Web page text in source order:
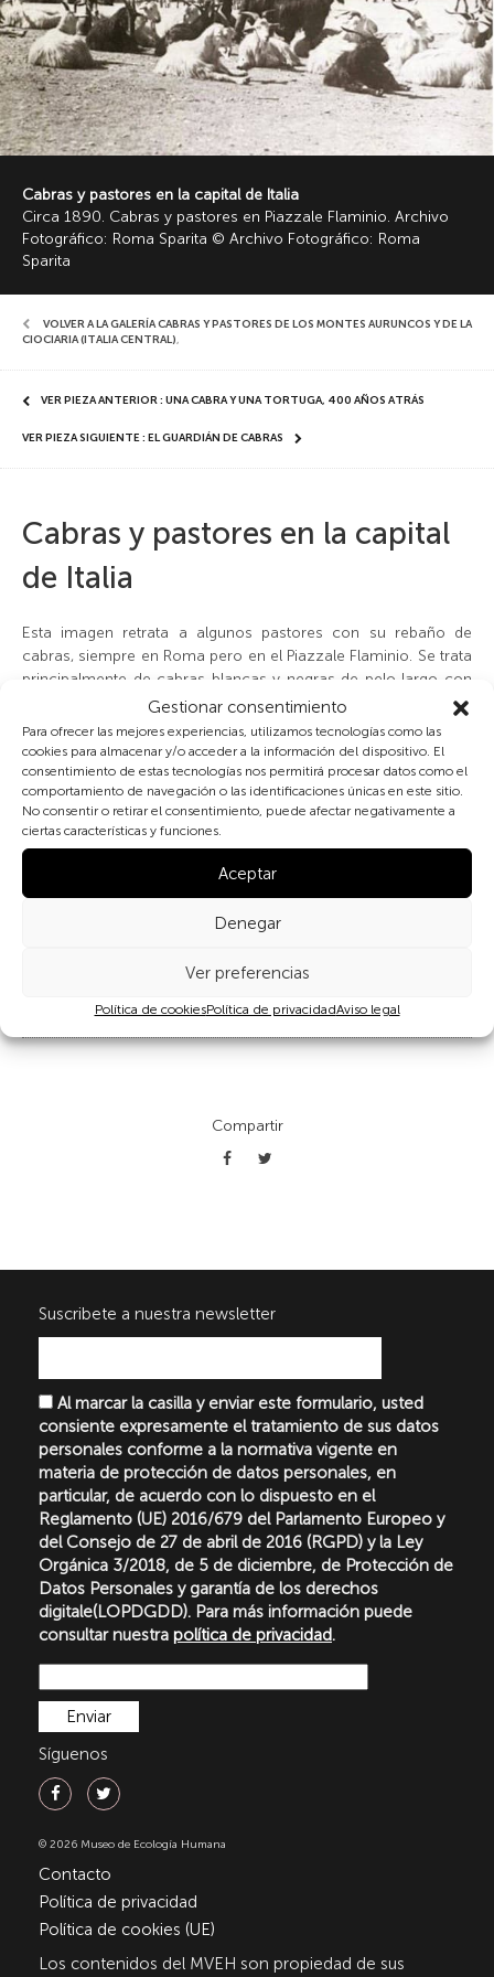
Gestionar consentimiento
Para ofrecer las mejores experiencias, utilizamos tecnologías como las
cookies para almacenar y/o acceder a la información del dispositivo. El
consentimiento de estas tecnologías nos permitirá procesar datos como el
comportamiento de navegación o las identificaciones únicas en este sitio.
No consentir o retirar el consentimiento, puede afectar negativamente a
ciertas características y funciones.
Aceptar
Denegar
Ver preferencias
Política de cookiesPolítica de privacidadAviso legal
Cabras y pastores en la capital de Italia
Circa 1890. Cabras y pastores en Piazzale Flaminio. Archivo
Fotográfico: Roma Sparita © Archivo Fotográfico: Roma
Sparita
VOLVER A LA GALERÍA CABRAS Y PASTORES DE LOS MONTES AURUNCOS Y DE LA
CIOCIARIA (ITALIA CENTRAL),
VER PIEZA ANTERIOR : UNA CABRA Y UNA TORTUGA, 400 AÑOS ATRÁS
VER PIEZA SIGUIENTE : EL GUARDIÁN DE CABRAS
Cabras y pastores en la capital
de Italia
Esta imagen retrata a algunos pastores con su rebaño de
cabras, siempre en Roma pero en el Piazzale Flaminio. Se trata
principalmente de cabras blancas y negras de pelo largo con
cuernos divergentes de sección aplanada. Una cabra negra
situada en el centro de la imagen parece tener una
conformación de cuernos hacia atrás; en el lado izquierdo, se
observa una cabra con líneas faciales (capestrina). Las cabras
blancas recuerdan, morfológicamente, a la cabra definida por
ARSIAL como cabra blancamonticellana, pero se diferencian
de ésta por sus orejas de postura horizontal y semierecta.
Esta imagen y la imagen, ambas
datadas —aproximadamente
— alrededor de finales del siglo XIX, sugerirían que los rebaños
que transitaban por la capital en aquellos años estaban
divergentes de sección plana, y todos tenían las orejas erectas
Compartir
Suscribete a nuestra newsletter
Al marcar la casilla y enviar este formulario, usted
consiente expresamente el tratamiento de sus datos
personales conforme a la normativa vigente en
materia de protección de datos personales, en
particular, de acuerdo con lo dispuesto en el
Reglamento (UE) 2016/679 del Parlamento Europeo y
del Consejo de 27 de abril de 2016 (RGPD) y la Ley
Orgánica 3/2018, de 5 de diciembre, de Protección de
Datos Personales y garantía de los derechos
digitale(LOPDGDD). Para más información puede
consultar nuestra política de privacidad.
Síguenos
© 2026 Museo de Ecología Humana
Contacto
Política de privacidad
Política de cookies (UE)
Los contenidos del MVEH son propiedad de sus